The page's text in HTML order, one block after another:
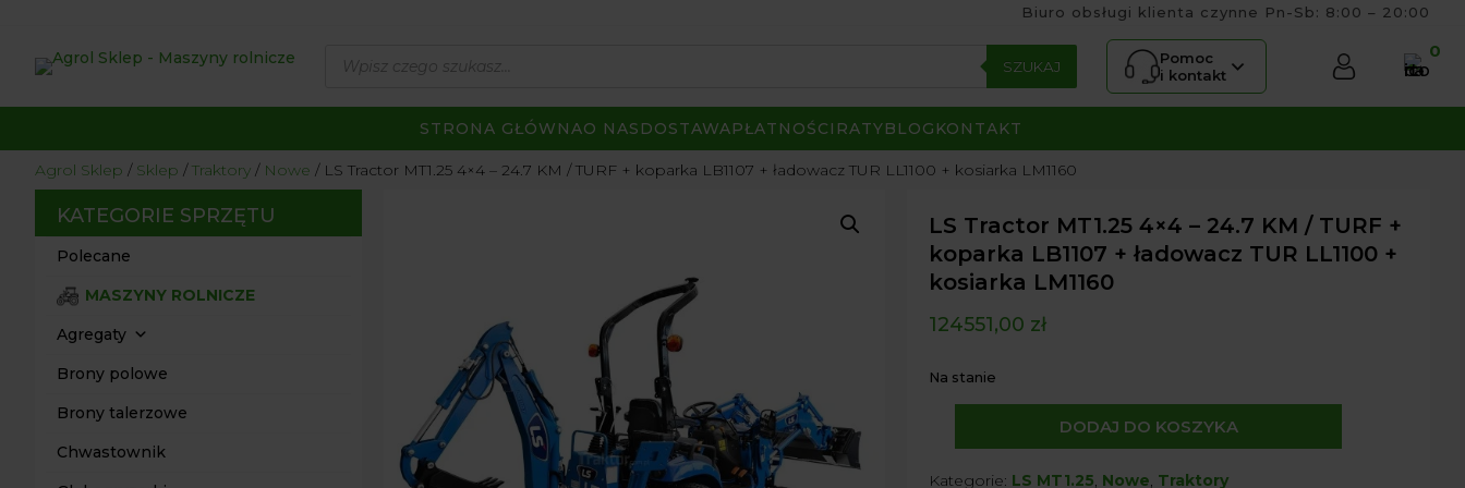
Biuro obsługi klienta czynne Pn-Sb: 8:00 – 20:00
produktów SZUKAJ
Pomoc
i kontakt
0
STRONA GŁÓWNAO NAS DOSTAWAPŁATNOŚCI RATYBLOG KONTAKT
Agrol Sklep Sklep Traktory Nowe LS Tractor MT1.25 4×4 – 24.7 KM / TURF + koparka LB1107 + ładowacz TUR LL1100 + kosiarka LM1160
KATEGORIE SPRZĘTU
Polecane
MASZYNY ROLNICZE
Agregaty
Brony polowe
Brony talerzowe
Chwastownik
LS Tractor MT1.25 4×4 – 24.7 KM / TURF +
koparka LB1107 + ładowacz TUR LL1100 +
kosiarka LM1160
124551,00 zł
Na stanie
DODAJ DO KOSZYKA
Kategorie: LS MT1.25, Nowe, Traktory